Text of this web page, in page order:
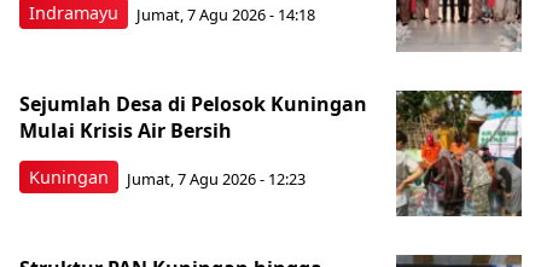
Indramayu Jumat, 7 Agu 2026 - 14:18
Kuningan
Sejumlah Desa di Pelosok Kuningan
Mulai Krisis Air Bersih
Jumat, 7 Agu 2026 - 12:23